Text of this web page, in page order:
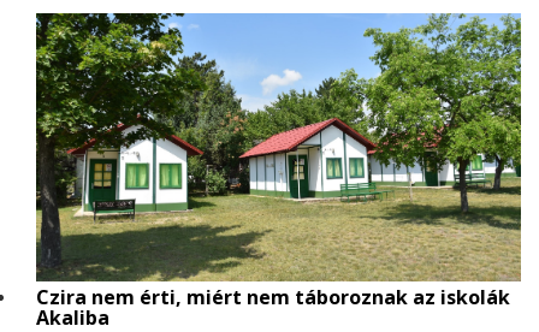
Czira nem érti, miért nem táboroznak az iskolák
Akaliba